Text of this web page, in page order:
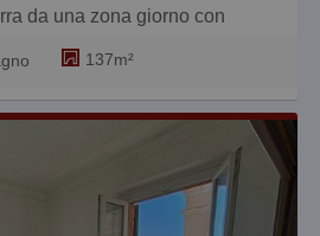
da una zona giorno con
bagno, al secondo piano da
e uscita su terrazzino -
- la casa dispone di un
di un ulteriore giardino sul
da ristrutturare - € 185.000
010.362. 72.54.
137m²